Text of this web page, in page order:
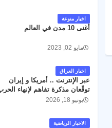
اخبار منوعة
أغنى 10 مدن في العالم
مايو 02, 2023
اخبار العراق
عبر الإنترنت .. أمريكا و إيران
توقّعان مذكرة تفاهم لإنهاء
يونيو 18, 2026
الاخبار الرياضية